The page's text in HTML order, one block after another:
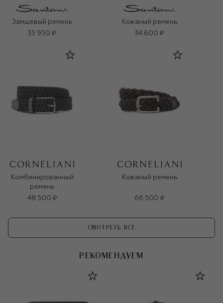
Замшевый ремень
35 950 ₽
Кожаный ремень
34 600 ₽
Комбинированный
ремень
48 500 ₽
Кожаный ремень
66 500 ₽
СМОТРЕТЬ ВСЕ
РЕКОМЕНДУЕМ